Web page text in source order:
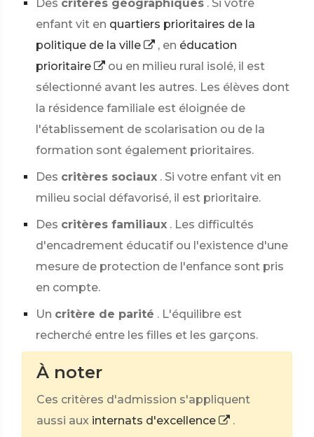
Des critères géographiques . Si votre
enfant vit en quartiers prioritaires de la
politique de la ville
, en éducation
prioritaire
ou en milieu rural isolé, il est
sélectionné avant les autres. Les élèves dont
la résidence familiale est éloignée de
l'établissement de scolarisation ou de la
formation sont également prioritaires.
Des critères sociaux . Si votre enfant vit en
milieu social défavorisé, il est prioritaire.
Des critères familiaux . Les difficultés
d'encadrement éducatif ou l'existence d'une
mesure de protection de l'enfance sont pris
en compte.
Un critère de parité . L'équilibre est
recherché entre les filles et les garçons.
À noter
Ces critères d'admission s'appliquent
aussi aux internats d'excellence .